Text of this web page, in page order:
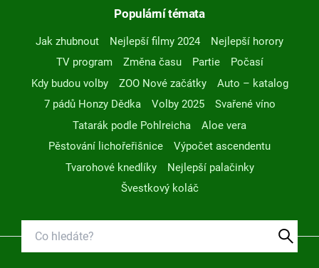
Populární témata
Jak zhubnout Nejlepší filmy 2024
Nejlepší horory
TV program
Změna času Partie
Počasí
Kdy budou volby
ZOO Nové začátky
Auto – katalog
7 pádů Honzy Dědka
Volby 2025
Svařené víno
Tatarák podle Pohlreicha
Aloe vera
Pěstování lichořeřišnice
Výpočet ascendentu
Tvarohové knedlíky
Nejlepší palačinky
Švestkový koláč